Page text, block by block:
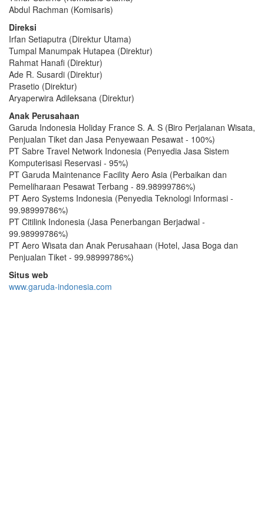
Abdul Rachman (Komisaris)
Direksi
Irfan Setiaputra (Direktur Utama)
Tumpal Manumpak Hutapea (Direktur)
Rahmat Hanafi (Direktur)
Ade R. Susardi (Direktur)
Prasetio (Direktur)
Aryaperwira Adileksana (Direktur)
Anak Perusahaan
Garuda Indonesia Holiday France S. A. S (Biro Perjalanan Wisata,
Penjualan Tiket dan Jasa Penyewaan Pesawat - 100%)
PT Sabre Travel Network Indonesia (Penyedia Jasa Sistem
Komputerisasi Reservasi - 95%)
PT Garuda Maintenance Facility Aero Asia (Perbaikan dan
Pemeliharaan Pesawat Terbang - 89.98999786%)
PT Aero Systems Indonesia (Penyedia Teknologi Informasi -
99.98999786%)
PT Citilink Indonesia (Jasa Penerbangan Berjadwal -
99.98999786%)
PT Aero Wisata dan Anak Perusahaan (Hotel, Jasa Boga dan
Penjualan Tiket - 99.98999786%)
Situs web
www.garuda-indonesia.com